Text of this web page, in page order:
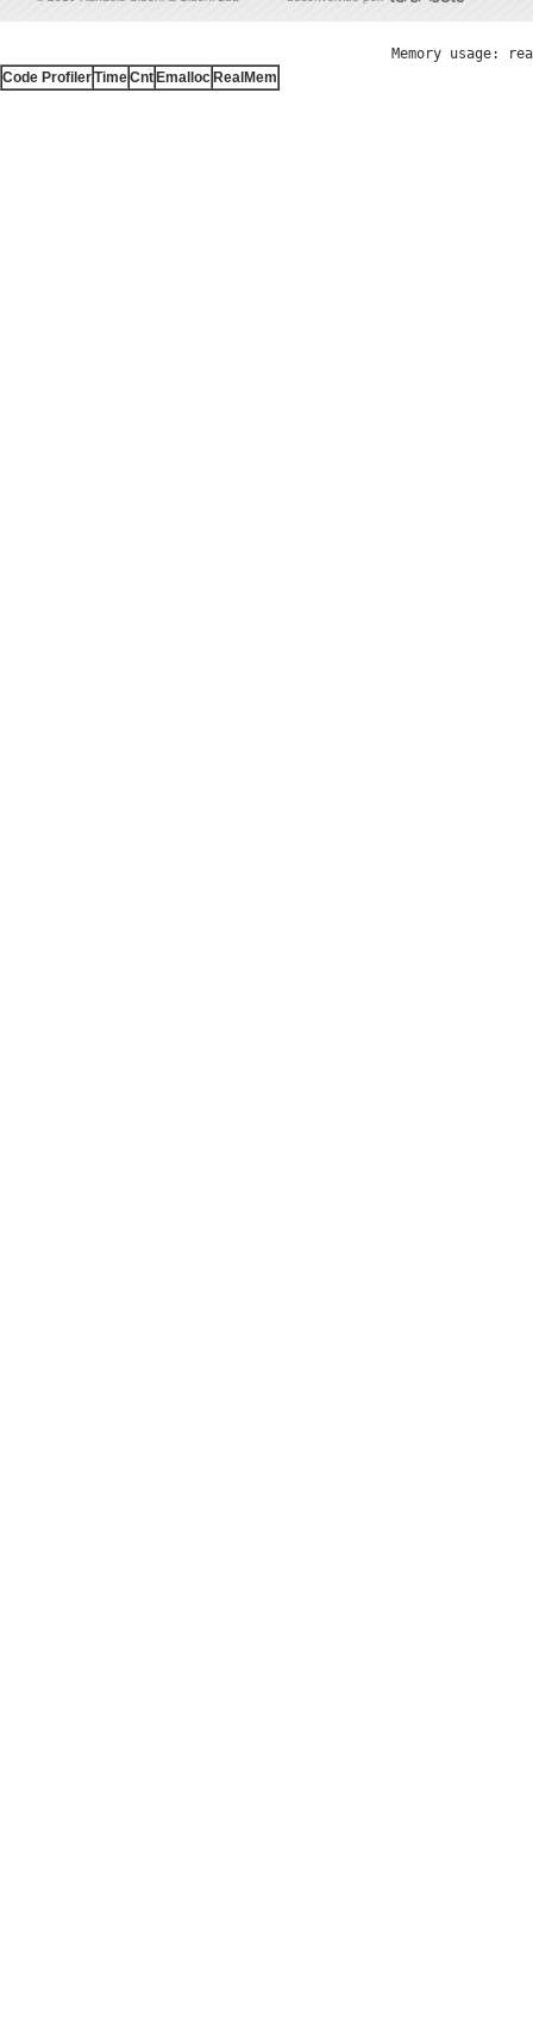
Memory usage:
Code ProfilerTimeCnt Emalloc RealMem